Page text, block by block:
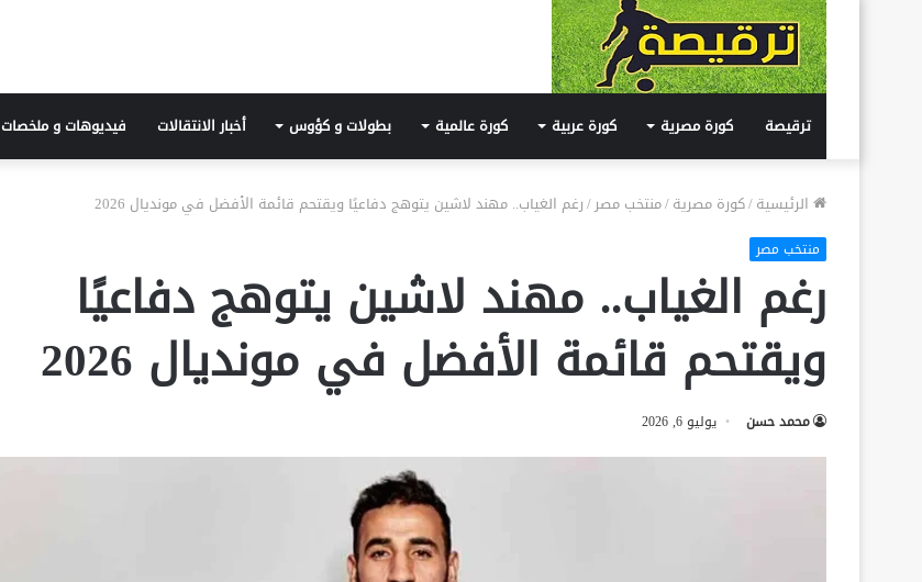
ترقيصة كورة مصرية كورة عربية كورة عالمية بطولات و كؤوس أخبار الانتقالات فيديوهات و ملخصات
الرئيسية/كورة مصرية/منتخب مصر/رغم الغياب.. مهند لاشين يتوهج دفاعيًا ويقتحم قائمة الأفضل في مونديال 2026
منتخب مصر
رغم الغياب.. مهند لاشين يتوهج دفاعيًا
ويقتحم قائمة الأفضل في مونديال 2026
محمد حسن يوليو 6, 2026